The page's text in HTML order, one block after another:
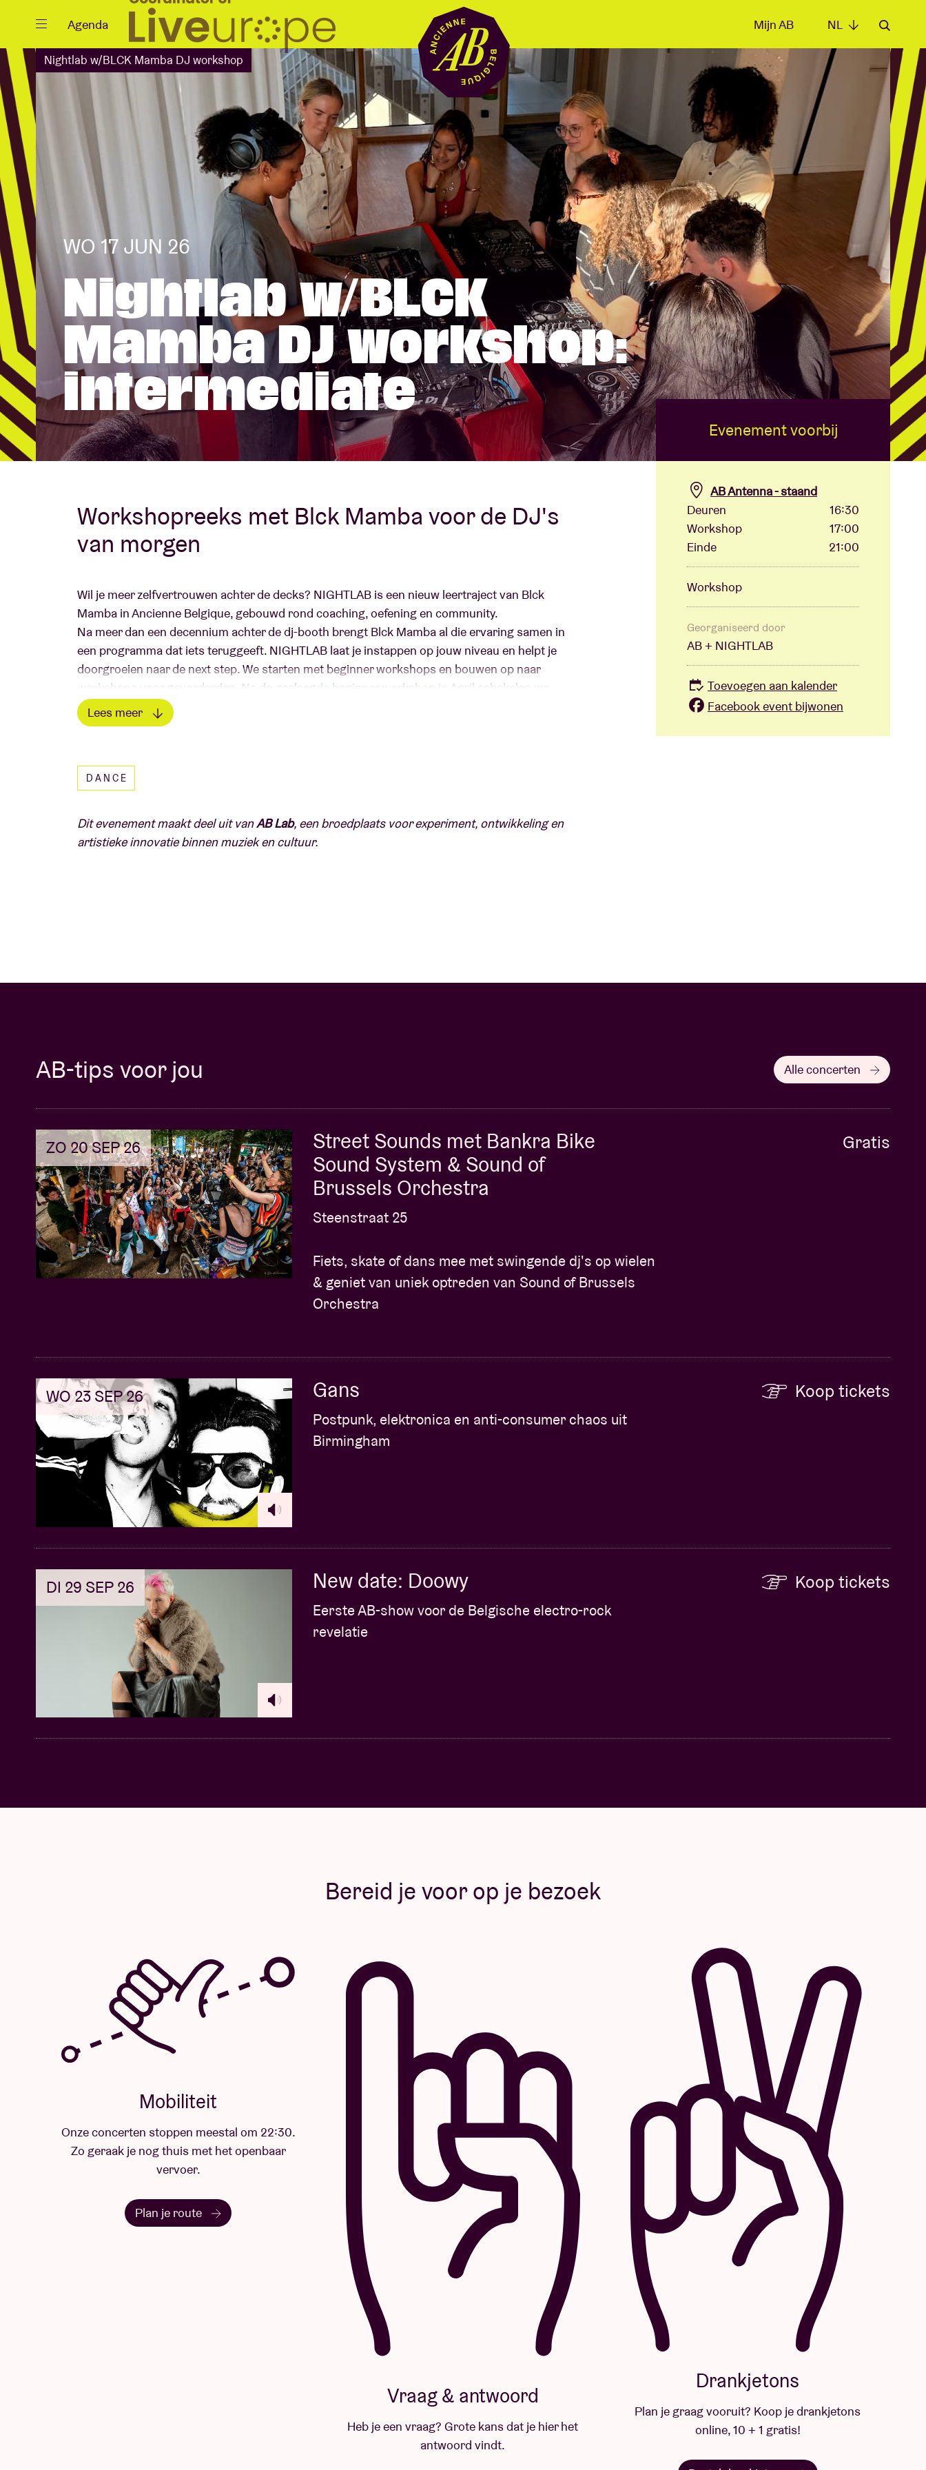
Sluiten NL
Agenda
Projecten
Nieuws
Bezoekersinfo
AB ❤ you
Zaalhuur
BRDCST
ABtv
Concertcheque
Over AB
Contact
Agenda Mijn AB NL
Nightlab w/BLCK Mamba DJ workshop
WO 17 JUN 26
Nightlab w/BLCK
Mamba DJ workshop:
intermediate
Workshopreeks met Blck Mamba voor de DJ's
van morgen
Wil je meer zelfvertrouwen achter de decks? NIGHTLAB is een nieuw leertraject van Blck
Mamba in Ancienne Belgique, gebouwd rond coaching, oefening en community.
Na meer dan een decennium achter de dj-booth brengt Blck Mamba al die ervaring samen in
een programma dat iets teruggeeft. NIGHTLAB laat je instappen op jouw niveau en helpt je
doorgroeien naar de next step. We starten met beginner workshops en bouwen op naar
workshops voor gevorderden. Na de geslaagde beginner workshop in April schakelen we
over naar onze intermediate workshop.
In vier sessies bouwen we verder aan je essentials, bekijken we verschillende mix
technieken, gaan we dieper in op muziek selectie, en krijg je nog extra tips & tricks. Je leert
Data & praktische info
Klinkt dat als jou? Schrijf je nu in via het formulier en vertel ons waarom je wil meedoen.
Powered by Proximus.
Lees meer
DANCE
Dit evenement maakt deel uit vanAB Lab, een broedplaats voor experiment, ontwikkeling en
artistieke innovatie binnen muziek en cultuur.
Evenement voorbij
AB Antenna - staand
Deuren
16:30
Workshop
17:00
Einde
21:00
Workshop
Georganiseerd door
AB + NIGHTLAB
Toevoegen aan kalender
Facebook event bijwonen
AB-tips voor jou Alle concerten
ZO 20 SEP 26
Street Sounds met Bankra Bike
Sound System & Sound of
Brussels Orchestra
Steenstraat 25
Fiets, skate of dans mee met swingende dj's op wielen
& geniet van uniek optreden van Sound of Brussels
Orchestra
Gratis
WO 23 SEP 26 Gans
Postpunk, elektronica en anti-consumer chaos uit
Birmingham
Koop tickets
DI 29 SEP 26 New date: Doowy
Eerste AB-show voor de Belgische electro-rock
revelatie
Koop tickets
Bereid je voor op je bezoek
Mobiliteit
Onze concerten stoppen meestal om 22:30.
Zo geraak je nog thuis met het openbaar
vervoer.
Plan je route
Vraag & antwoord
Heb je een vraag? Grote kans dat je hier het
antwoord vindt.
Drankjetons
Plan je graag vooruit? Koop je drankjetons
online, 10 + 1 gratis!